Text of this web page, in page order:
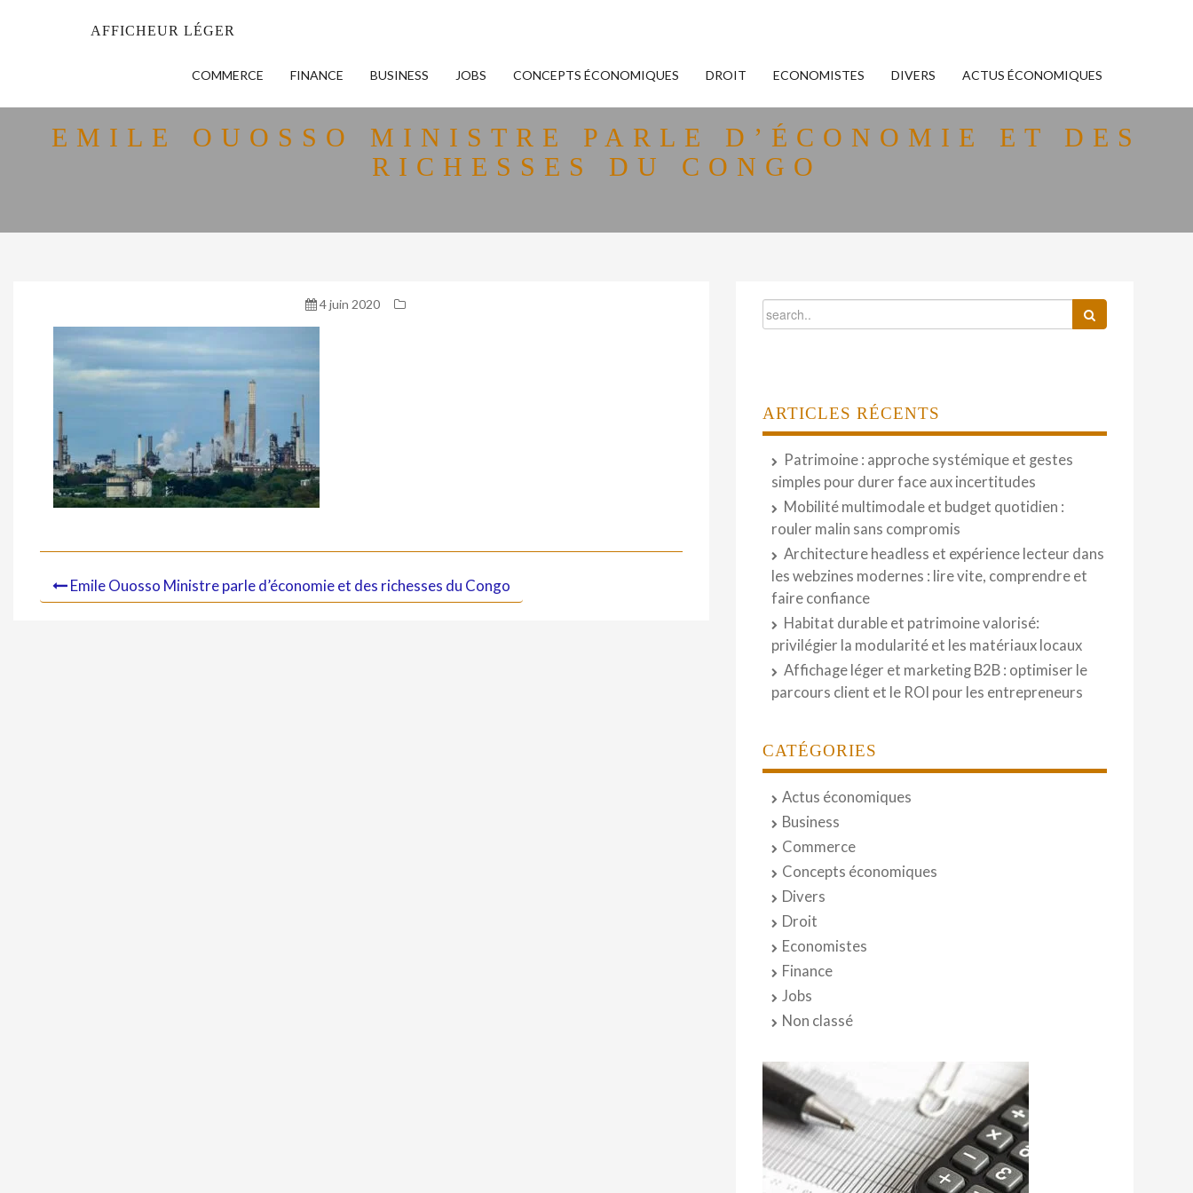
AFFICHEUR LÉGER
COMMERCE FINANCE BUSINESS JOBS CONCEPTS ÉCONOMIQUES DROIT ECONOMISTES DIVERS ACTUS ÉCONOMIQUES
EMILE OUOSSO MINISTRE PARLE D’ÉCONOMIE ET DES
RICHESSES DU CONGO
4 juin 2020
Emile Ouosso Ministre parle d’économie et des richesses du Congo
ARTICLES RÉCENTS
Patrimoine : approche systémique et gestes
simples pour durer face aux incertitudes
Mobilité multimodale et budget quotidien :
rouler malin sans compromis
Architecture headless et expérience lecteur dans
les webzines modernes : lire vite, comprendre et
faire confiance
Habitat durable et patrimoine valorisé:
privilégier la modularité et les matériaux locaux
Affichage léger et marketing B2B : optimiser le
parcours client et le ROI pour les entrepreneurs
CATÉGORIES
Actus économiques
Business
Commerce
Concepts économiques
Divers
Droit
Economistes
Finance
Jobs
Non classé